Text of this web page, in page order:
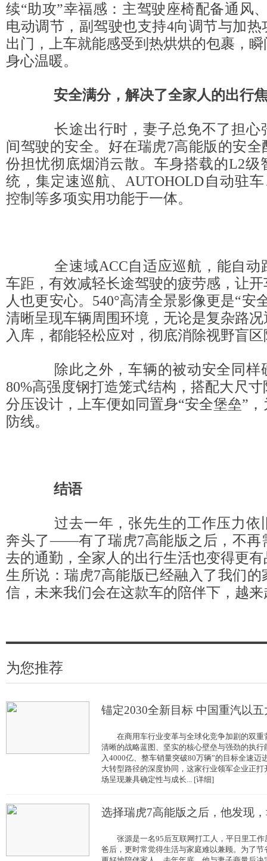
续“助攻”幸福感：主驾驶座椅配备通风
电动调节，副驾驶也支持4向调节与加热
出门，上车就能感受到热烘烘的包裹，
身心温暖。
安全满分，解决了全家人的出行
长途出行时，妻子总免不了担心
间驾驶的安全。好在瑞虎7高能版的安全
份担忧彻底烟消云散。车身搭载的L2级
统，集定速巡航、AUTOHOLD自动驻车
控制等多项实用功能于一体。
全速域ACC自适应巡航，能自动
车距，有效减轻长途驾驶的疲劳感，让
人也更安心。540°高清全景影像更是“安
清晰呈现车辆周围环境，无论是复杂路
入库，都能轻松应对，彻底消除视野盲
除此之外，车辆的被动安全同样
80%高强度钢打造笼式结构，搭配大尺
分压设计，上车便如同置身“安全堡垒”
防线。
结语
过去一年，张先生的工作压力依
奔头了——有了瑞虎7高能版之后，不再
去的通勤，全家人的出行生活也变得更
生所说：瑞虎7高能版已经融入了我们的
信，未来我们会在这款车的陪伴下，越
为您推荐
锚定2030全新目标 中国重汽以五
在商用车行业变革与全球化竞争加剧的双重
清晰的战略蓝图、坚实的核心壁垒与强劲的执行
入4000亿、整车销量突破80万辆”的目标全速迈
大转型路径的深度协同，这家行业领军企业正
场呈现兼具确定性与成长... [详细]
选择瑞虎7高能版之后，他发现
张源是一名95后互联网打工人，平日里工作
爸后，更时常觉得生活与家庭难以兼顾。为了